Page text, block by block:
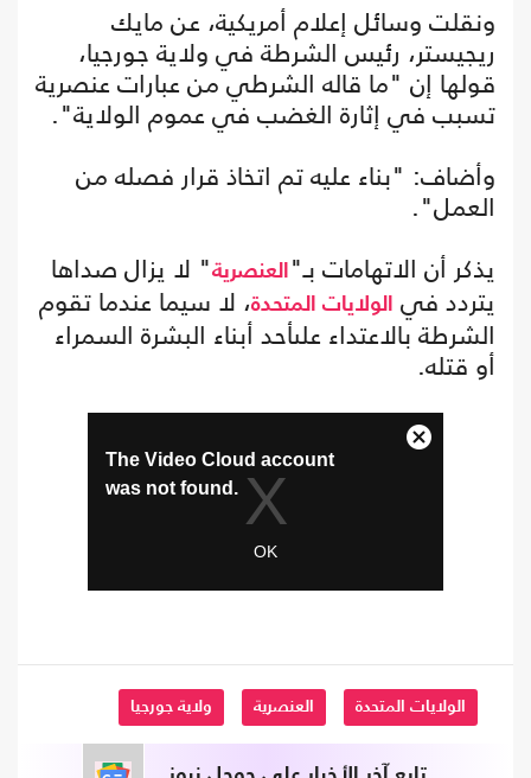
ونقلت وسائل إعلام أمريكية، عن مايك
ريجيستر، رئيس الشرطة في ولاية جورجيا،
قولها إن "ما قاله الشرطي من عبارات عنصرية
تسبب في إثارة الغضب في عموم الولاية".
وأضاف: "بناء عليه تم اتخاذ قرار فصله من
العمل".
يذكر أن الاتهامات بـ"
العنصرية" لا يزال صداها
يتردد في
الولايات المتحدة، لا سيما عندما تقوم
الشرطة بالاعتداء علىأحد أبناء البشرة السمراء
أو قتله.
الولايات المتحدة العنصرية ولاية جورجيا